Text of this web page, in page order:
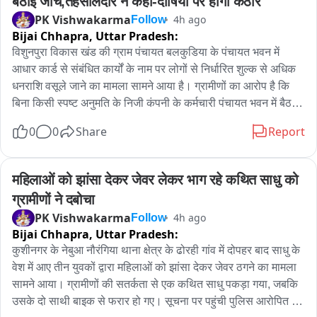
PK Vishwakarma Follow 4h ago
Bijai Chhapra, Uttar Pradesh:
विशुनपुरा विकास खंड की ग्राम पंचायत बलकुडिया के पंचायत भवन में
आधार कार्ड से संबंधित कार्यों के नाम पर लोगों से निर्धारित शुल्क से अधिक
धनराशि वसूले जाने का मामला सामने आया है। ग्रामीणों का आरोप है कि
बिना किसी स्पष्ट अनुमति के निजी कंपनी के कर्मचारी पंचायत भवन में बैठकर
बदले 100 से 400 रुपये तक वसूल रहे हैं। शिकायत के बाद प्रशासन ने
ग्रामीणों के अनुसार पिछले करीब एक माह से पंचायत भवन में दो युवक और
एक युवती आधार संबंधी कार्य कर रहे हैं। आधार अपडेट कराने पहुंचे सोनू,
राजू, पंकज, रोहित समेत कई लोगों ने बताया कि अलग-अलग कार्यों के लिए
मनमाने ढंग से शुल्क लिया जा रहा है। वहीं पड़ोसी गांव के संजय राय ने
आरोप लगाया कि आधार में जन्मतिथि संशोधन कराने के लिए एक व्यक्ति से
आठ हजार रुपये की मांग की गई, जिससे लोगों में नाराजगी है।
मौके पर मौजूद एक कर्मचारी ने बताया कि 100 से 200 रुपये तक शुल्क
लिया जाता है और यही सरकारी दर है। जबकि संबंधित विभाग के अनुसार
आधार सेवाओं के लिए निर्धारित शुल्क 25 से 75 रुपये तक है तथा नया
0 0 Share Report
महिलाओं को झांसा देकर जेवर लेकर भाग रहे कथित साधु को
ग्रामीणों ने दबोचा
PK Vishwakarma Follow 4h ago
Bijai Chhapra, Uttar Pradesh:
कुशीनगर के नेबुआ नौरंगिया थाना क्षेत्र के ढोरही गांव में दोपहर बाद साधु के
वेश में आए तीन युवकों द्वारा महिलाओं को झांसा देकर जेवर ठगने का मामला
सामने आया। ग्रामीणों की सतर्कता से एक कथित साधु पकड़ा गया, जबकि
उसके दो साथी बाइक से फरार हो गए। सूचना पर पहुंची पुलिस आरोपित को